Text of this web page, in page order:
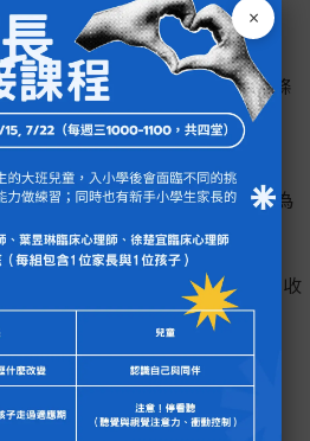
仍希望申請退費，請符合以下條
，且未下載任何課程教材。
申請（以Email或官方表單時間為
7日內完成退費，退款金額將酌收
之行政處理費。
：
×